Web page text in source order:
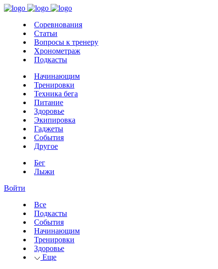
Соревнования
Статьи
Вопросы к тренеру
Хронометраж
Подкасты
Начинающим
Тренировки
Техника бега
Питание
Здоровье
Экипировка
Гаджеты
События
Другое
Бег
Лыжи
Войти
Все
Подкасты
События
Начинающим
Тренировки
Здоровье
Еще